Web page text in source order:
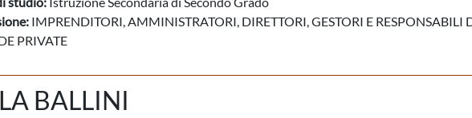
IMPRENDITORI, AMMINISTRATORI, DIRETTORI, GESTORI E RESPONSABILI
PRIVATE
BALLINI